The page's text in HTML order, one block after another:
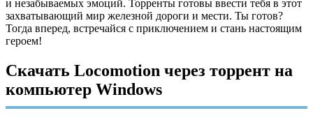
и незабываемых эмоций. Торренты готовы ввести тебя в этот
захватывающий мир железной дороги и мести. Ты готов?
Тогда вперед, встречайся с приключением и стань настоящим
героем!
Скачать Locomotion через торрент на
компьютер Windows